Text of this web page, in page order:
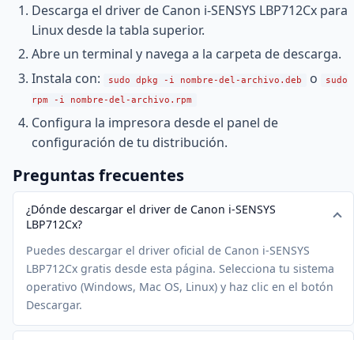
Descarga el driver de Canon i-SENSYS LBP712Cx para
Linux desde la tabla superior.
Abre un terminal y navega a la carpeta de descarga.
Instala con:
sudo dpkg -i nombre-del-archivo.deb o
sudo
rpm -i nombre-del-archivo.rpm
Configura la impresora desde el panel de
configuración de tu distribución.
Preguntas frecuentes
¿Dónde descargar el driver de Canon i-SENSYS
LBP712Cx?
Puedes descargar el driver oficial de Canon i-SENSYS
LBP712Cx gratis desde esta página. Selecciona tu sistema
operativo (Windows, Mac OS, Linux) y haz clic en el botón
Descargar.